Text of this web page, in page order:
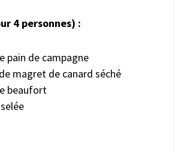
4 personnes) :
pain de campagne
magret de canard séché
beaufort